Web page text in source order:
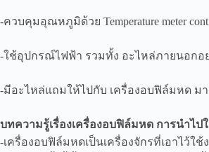
-ควบคุมอุณหภูมิด้วย Temperature meter
-ใช้อุปกรณ์ไฟฟ้า รวมทั้ง อะไหล่ภายนอกอ
-มีอะไหล่แถมให้ไปกับ เครื่องอบฟิล์มหด ม
บทความรู้เรื่องเครื่องอบฟิล์มหด การนำไป
-เครื่องอบฟิล์มหดเป็นเครื่องจักรที่เอาไว้